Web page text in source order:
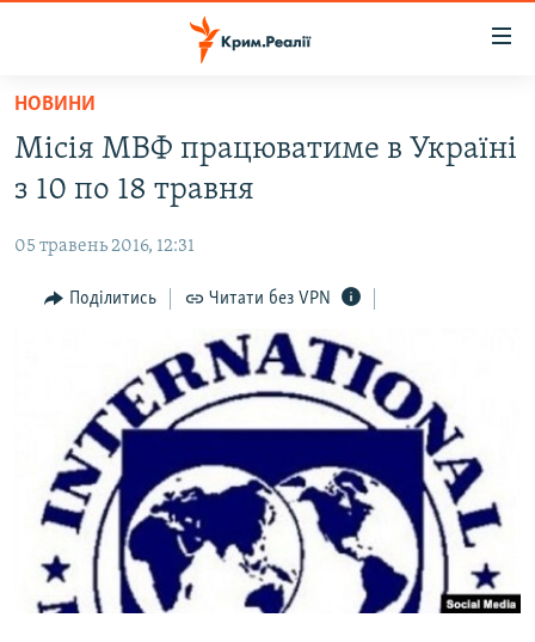
Перейти
основного
матеріалу
до
навігації
ПОЛІТИКА
БЛОГИ
ВСЕ ЗА ДЕНЬ
СПЕЦПРОЕКТИ
ДЕПОРТАЦІЯ
ВІДЕОУРОКИ «ELIFBE»
СВІДЧЕННЯ ОКУПАЦІЇ
ЯК ОБІЙТИ БЛОКУВАННЯ
Русский
Qırımtatar
НОВИНИ
Місія МВФ працюватиме в Україні
з 10 по 18 травня
05 травень 2016, 12:31
Поділитись Читати без VPN